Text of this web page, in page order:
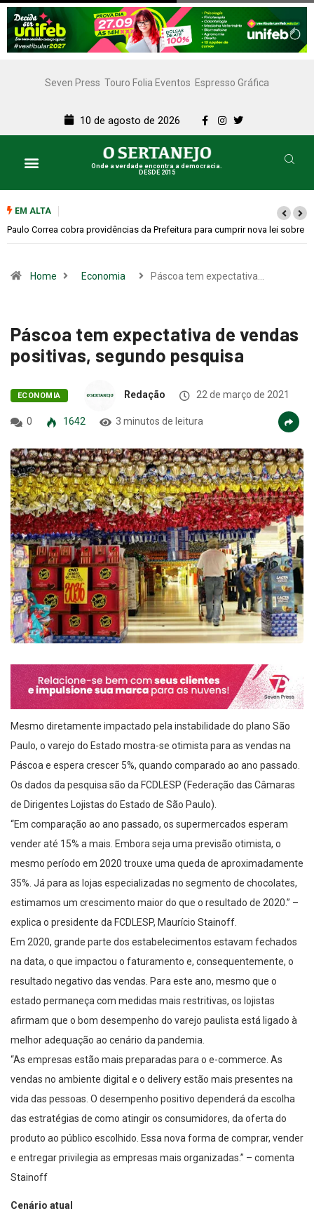
Seven Press Touro Folia Eventos Espresso Gráfica
10 de agosto de 2026
Onde a verdade encontra a democracia.
DESDE 2015
EM ALTA
Garimpo Day reúne brechós, gastronomia e atrações culturais neste
Home Economia Páscoa tem expectativa…
Páscoa tem expectativa de vendas
positivas, segundo pesquisa
ECONOMIA Redação 22 de março de 2021
0 1642 3 minutos de leitura
Mesmo diretamente impactado pela instabilidade do plano São
Paulo, o varejo do Estado mostra-se otimista para as vendas na
Páscoa e espera crescer 5%, quando comparado ao ano passado.
Os dados da pesquisa são da FCDLESP (Federação das Câmaras
de Dirigentes Lojistas do Estado de São Paulo).
“Em comparação ao ano passado, os supermercados esperam
vender até 15% a mais. Embora seja uma previsão otimista, o
mesmo período em 2020 trouxe uma queda de aproximadamente
35%. Já para as lojas especializadas no segmento de chocolates,
estimamos um crescimento maior do que o resultado de 2020.” –
explica o presidente da FCDLESP, Maurício Stainoff.
Em 2020, grande parte dos estabelecimentos estavam fechados
na data, o que impactou o faturamento e, consequentemente, o
resultado negativo das vendas. Para este ano, mesmo que o
estado permaneça com medidas mais restritivas, os lojistas
afirmam que o bom desempenho do varejo paulista está ligado à
melhor adequação ao cenário da pandemia.
“As empresas estão mais preparadas para o e-commerce. As
vendas no ambiente digital e o delivery estão mais presentes na
vida das pessoas. O desempenho positivo dependerá da escolha
das estratégias de como atingir os consumidores, da oferta do
produto ao público escolhido. Essa nova forma de comprar, vender
e entregar privilegia as empresas mais organizadas.” – comenta
Stainoff
Cenário atual